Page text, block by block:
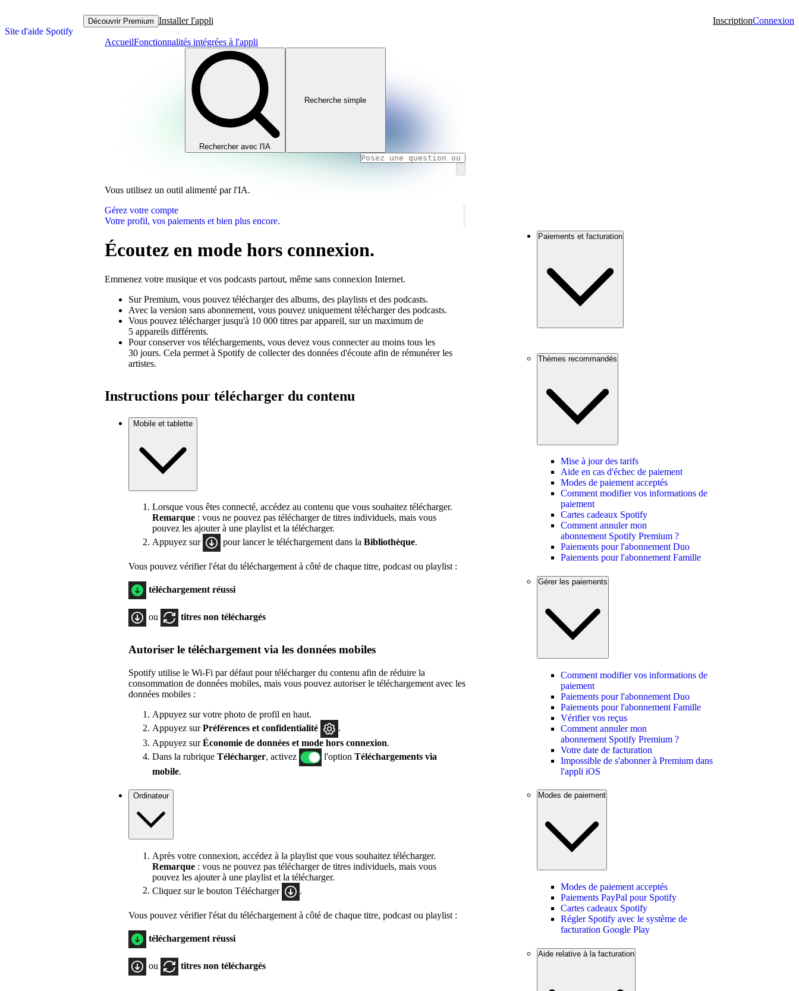
Site d'aide Spotify
Découvrir Premium Installer l'appli InscriptionConnexion
AccueilFonctionnalités intégrées à l'appli
Rechercher avec l'IA
Recherche simple
Vous utilisez un outil alimenté par l'IA.
Gérez votre compte
Votre profil, vos paiements et bien plus encore.
Écoutez en mode hors connexion.
Emmenez votre musique et vos podcasts partout, même sans connexion Internet.
Sur Premium, vous pouvez télécharger des albums, des playlists et des podcasts.
Avec la version sans abonnement, vous pouvez uniquement télécharger des podcasts.
Vous pouvez télécharger jusqu'à 10 000 titres par appareil, sur un maximum de
5 appareils différents.
Pour conserver vos téléchargements, vous devez vous connecter au moins tous les
30 jours. Cela permet à Spotify de collecter des données d'écoute afin de rémunérer les
artistes.
Instructions pour télécharger du contenu
Mobile et tablette
Lorsque vous êtes connecté, accédez au contenu que vous souhaitez télécharger.
Remarque : vous ne pouvez pas télécharger de titres individuels, mais vous
pouvez les ajouter à une playlist et la télécharger.
Appuyez sur
pour lancer le téléchargement dans la Bibliothèque.
Vous pouvez vérifier l'état du téléchargement à côté de chaque titre, podcast ou playlist :
téléchargement réussi
ou titres non téléchargés
Autoriser le téléchargement via les données mobiles
Spotify utilise le Wi-Fi par défaut pour télécharger du contenu afin de réduire la
consommation de données mobiles, mais vous pouvez autoriser le téléchargement avec les
données mobiles :
Appuyez sur votre photo de profil en haut.
Appuyez surPréférences et confidentialité
.
Appuyez surÉconomie de données et mode hors connexion.
Dans la rubrique Télécharger, activez l'option Téléchargements via
mobile.
Ordinateur
Après votre connexion, accédez à la playlist que vous souhaitez télécharger.
Remarque : vous ne pouvez pas télécharger de titres individuels, mais vous
pouvez les ajouter à une playlist et la télécharger.
Cliquez sur le bouton Télécharger
Vous pouvez vérifier l'état du téléchargement à côté de chaque titre, podcast ou playlist :
téléchargement réussi
ou titres non téléchargés
Paiements et facturation
Thèmes recommandés
Mise à jour des tarifs
Aide en cas d'échec de paiement
Modes de paiement acceptés
Comment modifier vos informations de
paiement
Cartes cadeaux Spotify
Comment annuler mon
abonnement Spotify Premium ?
Paiements pour l'abonnement Duo
Paiements pour l'abonnement Famille
Gérer les paiements
Comment modifier vos informations de
paiement
Paiements pour l'abonnement Duo
Paiements pour l'abonnement Famille
Vérifier vos reçus
Comment annuler mon
abonnement Spotify Premium ?
Votre date de facturation
Impossible de s'abonner à Premium dans
l'appli iOS
Modes de paiement
Modes de paiement acceptés
Paiements PayPal pour Spotify
Cartes cadeaux Spotify
Régler Spotify avec le système de
facturation Google Play
Aide relative à la facturation